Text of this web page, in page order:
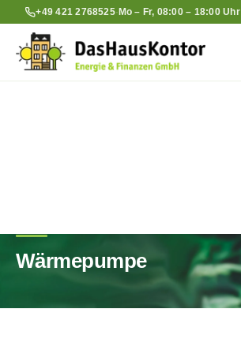
+49 421 2768525· Mo – Fr, 08:00 – 18:00 Uhr
Wärmepumpe